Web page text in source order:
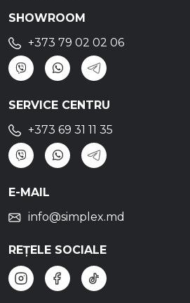
SHOWROOM
+373 79 02 02 06
SERVICE CENTRU
+373 69 31 11 35
E-MAIL
info@simplex.md
REȚELE SOCIALE